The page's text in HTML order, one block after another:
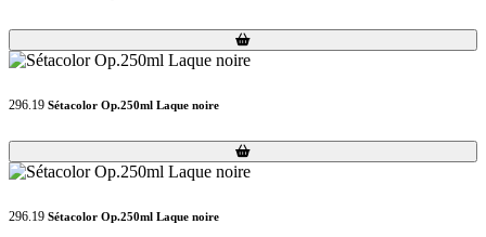
Loading...
Loading...
296.19 Sétacolor Op.250ml Laque noire
Loading...
Loading...
296.19 Sétacolor Op.250ml Laque noire